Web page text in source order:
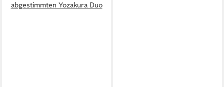
abgestimmten Yozakura Duo